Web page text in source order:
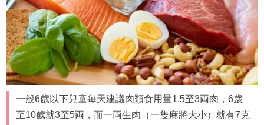
一般6歲以下兒童每天建議肉類食用量1.5至3両肉，6歲
至10歲就3至5両，而一両生肉（一隻麻將大小）就有7克